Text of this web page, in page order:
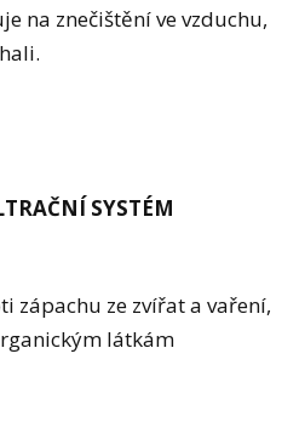
na znečištění ve vzduchu,
SYSTÉM
zápachu ze zvířat a vaření,
látkám